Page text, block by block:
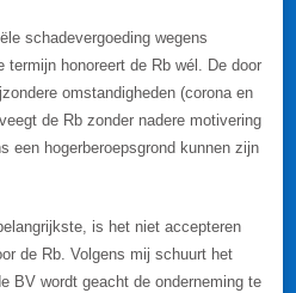
schadevergoeding wegens
termijn honoreert de Rb wél. De door
omstandigheden (corona en
de Rb zonder nadere motivering
een hogerberoepsgrond kunnen zijn
is het niet accepteren
de Rb. Volgens mij schuurt het
BV wordt geacht de onderneming te